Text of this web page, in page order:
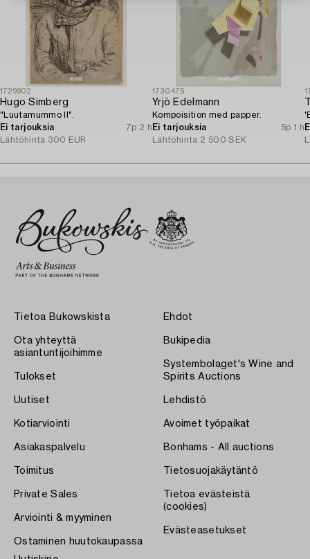
1729902
Hugo Simberg
"Luutamummo II".
Ei tarjouksia
7p 2 h
Lähtöhinta 300 EUR
1730475
Yrjö Edelmann
Kompoisition med papper.
Ei tarjouksia
5p 1 h
Lähtöhinta 2 500 SEK
Tietoa Bukowskista
Ota yhteyttä
asiantuntijoihimme
Tulokset
Uutiset
Kotiarviointi
Asiakaspalvelu
Toimitus
Private Sales
Arviointi & myyminen
Ostaminen huutokaupassa
Ehdot
Bukipedia
Systembolaget's Wine and
Spirits Auctions
Lehdistö
Avoimet työpaikat
Bonhams - All auctions
Tietosuojakäytäntö
Tietoa evästeistä
(cookies)
Evästeasetukset